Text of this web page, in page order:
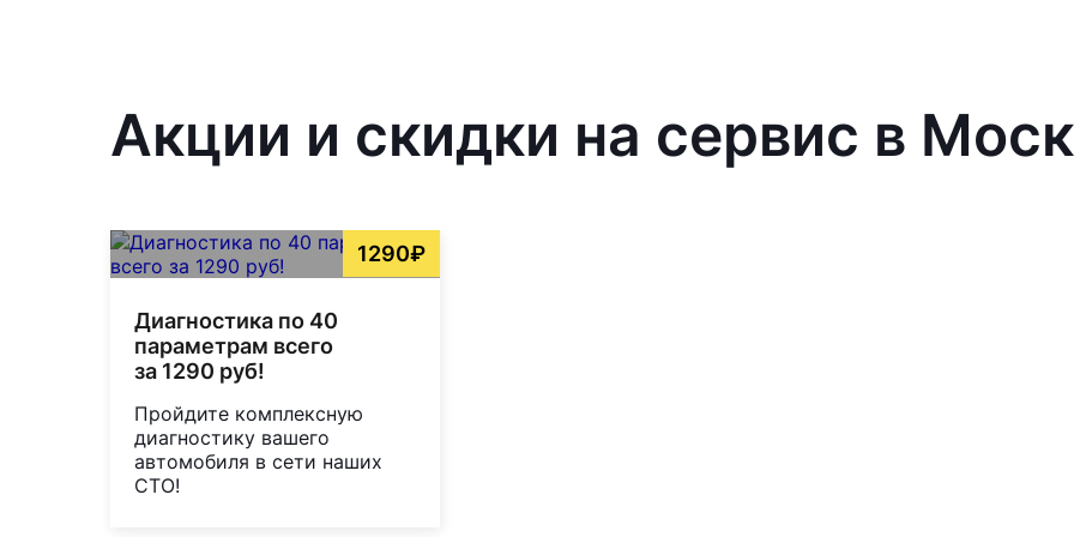
Акции и скидки на сервис в
1290₽
Диагностика по 40
параметрам всего
за 1290 руб!
Пройдите комплексную
диагностику вашего
автомобиля в сети наших
СТО!